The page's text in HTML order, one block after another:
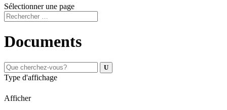
Sélectionner une page
Documents
Type d'affichage
Afficher